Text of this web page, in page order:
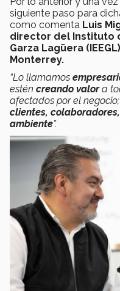
siguiente paso para
como comenta Luis
director del Instituto
Garza Lagüera
Monterrey.
“Lo llamamos
estén creando valora
afectados por el negocio;
clientes,
ambiente”.